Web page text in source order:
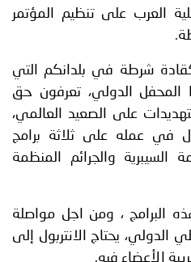
العرب على تنظيم المؤتمر
شرطة في بلدانكم التي
المحفل الدولي، تعرفون حق
على الصعيد العالمي،
في عمله على ثلاثة برامج
والجرائم المنظمة
البرامج ، ومن اجل مواصلة
الدولي، يحتاج الانتربول إلى
الأعضاء فيه.